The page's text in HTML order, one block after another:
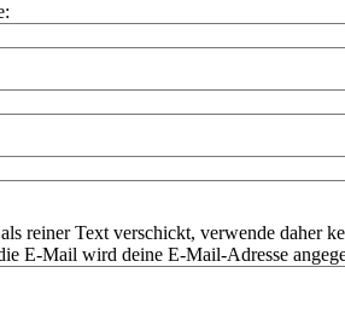
reiner Text verschickt, verwende daher
E-Mail wird deine E-Mail-Adresse